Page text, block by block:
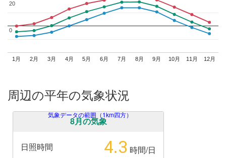
1月 2月 3月 4月 5月 6月 7月 8月 9月 10月 11月 12月
0
0
20
20
周辺の平年の気象状況
8月の気象
日照時間 4.3 時間/日
気象データの範囲（1km四方）